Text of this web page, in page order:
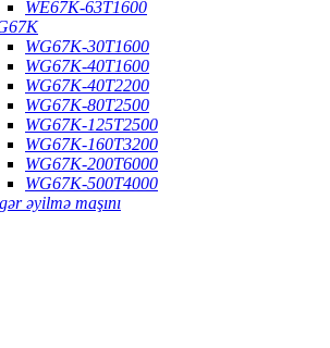
WE67K-63T1600
WG67K-30T1600
WG67K-40T1600
WG67K-40T2200
WG67K-80T2500
WG67K-125T2500
WG67K-160T3200
WG67K-200T6000
WG67K-500T4000
əyilmə maşını